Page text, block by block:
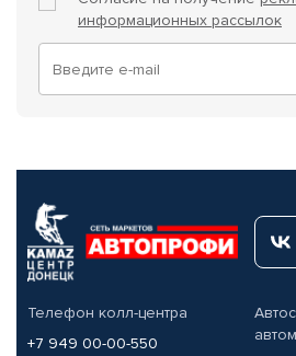
информационных рассылок
Телефон колл-центра
+7 949 00-00-550